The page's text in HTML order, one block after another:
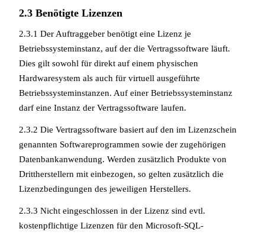
2.3 Benötigte Lizenzen
2.3.1 Der Auftraggeber benötigt eine Lizenz je
Betriebssysteminstanz, auf der die Vertragssoftware läuft.
Dies gilt sowohl für direkt auf einem physischen
Hardwaresystem als auch für virtuell ausgeführte
Betriebssysteminstanzen. Auf einer Betriebssysteminstanz
darf eine Instanz der Vertragssoftware laufen.
2.3.2 Die Vertragssoftware basiert auf den im Lizenzschein
genannten Softwareprogrammen sowie der zugehörigen
Datenbankanwendung. Werden zusätzlich Produkte von
Drittherstellern mit einbezogen, so gelten zusätzlich die
Lizenzbedingungen des jeweiligen Herstellers.
2.3.3 Nicht eingeschlossen in der Lizenz sind evtl.
kostenpflichtige Lizenzen für den Microsoft-SQL-